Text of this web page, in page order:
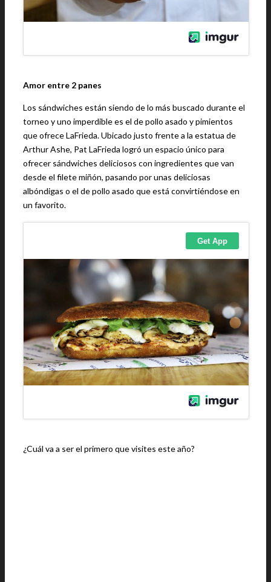
Amor entre 2 panes
Los sándwiches están siendo de lo más buscado durante el
torneo y uno imperdible es el de pollo asado y pimientos
que ofrece LaFrieda. Ubicado justo frente a la estatua de
Arthur Ashe, Pat LaFrieda logró un espacio único para
ofrecer sándwiches deliciosos con ingredientes que van
desde el filete miñón, pasando por unas deliciosas
albóndigas o el de pollo asado que está convirtiéndose en
un favorito.
¿Cuál va a ser el primero que visites este año?